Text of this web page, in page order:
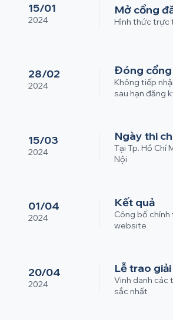
15/01
2024
Mở cổng
Hình thức trực
28/02
2024
Đóng
Không tiếp
sau hạn đăng
15/03
2024
Ngày thi
Tại Tp. Hồ Chí
Nội
01/04
2024
Kết quả
Công bố
website
20/04
2024
Lễ trao giải
Vinh danh các
sắc nhất